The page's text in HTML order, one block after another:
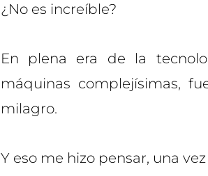
¿No es increíble?
En plena era de la
máquinas complejísimas,
milagro.
Y eso me hizo pensar, una